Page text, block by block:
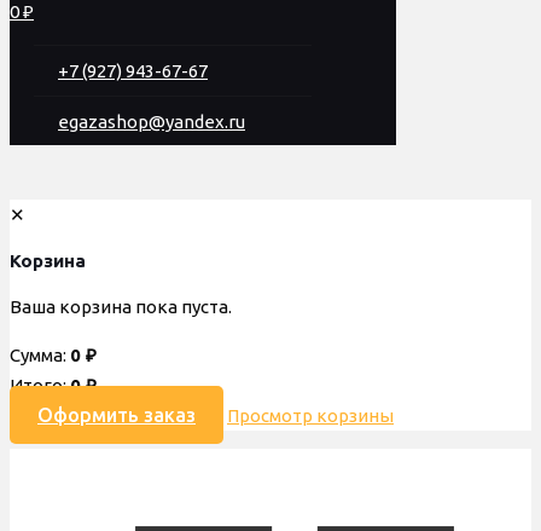
0 ₽
+7 (927) 943-67-67
egazashop@yandex.ru
✕
Корзина
Ваша корзина пока пуста.
Сумма: 0 ₽
Итого:0₽
Оформить заказ Просмотр корзины